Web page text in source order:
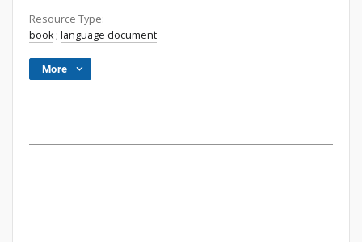
Resource Type:
book; language document
More